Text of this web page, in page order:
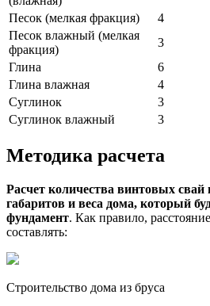
Песок (мелкая фракция)
4
Песок влажный (мелкая
фракция)
3
Глина
6
Глина влажная
4
Суглинок
3
Суглинок влажный
3
Методика расчета
Расчет количества винтовых
габаритов и веса дома, который
фундамент. Как правило,
составлять:
Строительство дома из бруса